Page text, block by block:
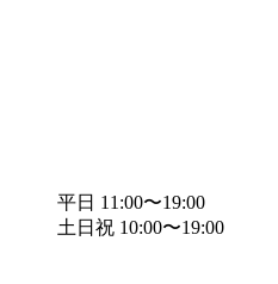
平日 11:00〜19:00
土日祝 10:00〜19:00